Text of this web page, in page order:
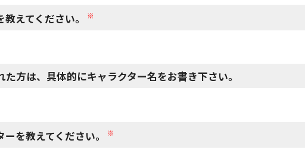
えてください。 ※
方は、具体的にキャラクター名をお書き下さい。
を教えてください。 ※